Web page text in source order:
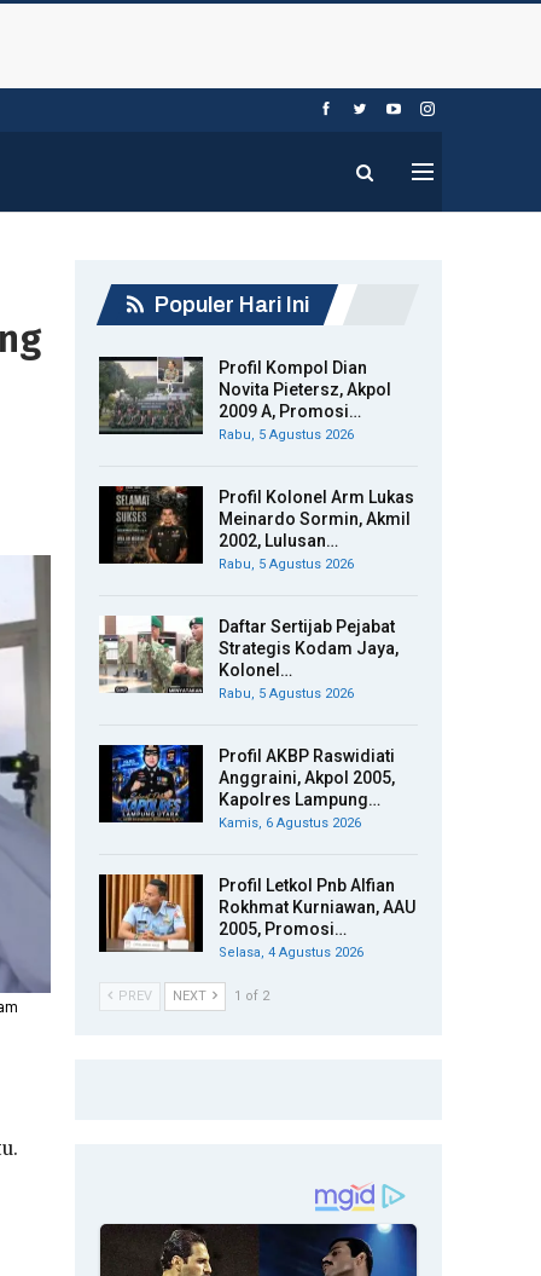
Populer Hari Ini
Profil Kompol Dian
Novita Pietersz, Akpol
2009 A, Promosi…
Rabu, 5 Agustus 2026
Profil Kolonel Arm Lukas
Meinardo Sormin, Akmil
2002, Lulusan…
Rabu, 5 Agustus 2026
Daftar Sertijab Pejabat
Strategis Kodam Jaya,
Kolonel…
Rabu, 5 Agustus 2026
Profil AKBP Raswidiati
Anggraini, Akpol 2005,
Kapolres Lampung…
Kamis, 6 Agustus 2026
Profil Letkol Pnb Alfian
Rokhmat Kurniawan, AAU
2005, Promosi…
Selasa, 4 Agustus 2026
PREV NEXT 1 of 2